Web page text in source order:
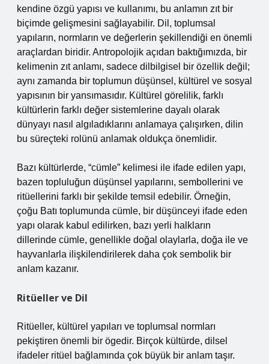
kendine özgü yapısı ve kullanımı, bu anlamın zıt bir
biçimde gelişmesini sağlayabilir. Dil, toplumsal
yapıların, normların ve değerlerin şekillendiği en önemli
araçlardan biridir. Antropolojik açıdan baktığımızda, bir
kelimenin zıt anlamı, sadece dilbilgisel bir özellik değil;
aynı zamanda bir toplumun düşünsel, kültürel ve sosyal
yapısının bir yansımasıdır. Kültürel görelilik, farklı
kültürlerin farklı değer sistemlerine dayalı olarak
dünyayı nasıl algıladıklarını anlamaya çalışırken, dilin
bu süreçteki rolünü anlamak oldukça önemlidir.
Bazı kültürlerde, “cümle” kelimesi ile ifade edilen yapı,
bazen topluluğun düşünsel yapılarını, sembollerini ve
ritüellerini farklı bir şekilde temsil edebilir. Örneğin,
çoğu Batı toplumunda cümle, bir düşünceyi ifade eden
yapı olarak kabul edilirken, bazı yerli halkların
dillerinde cümle, genellikle doğal olaylarla, doğa ile ve
hayvanlarla ilişkilendirilerek daha çok sembolik bir
anlam kazanır.
Ritüeller ve Dil
Ritüeller, kültürel yapıları ve toplumsal normları
pekiştiren önemli bir ögedir. Birçok kültürde, dilsel
ifadeler ritüel bağlamında çok büyük bir anlam taşır.